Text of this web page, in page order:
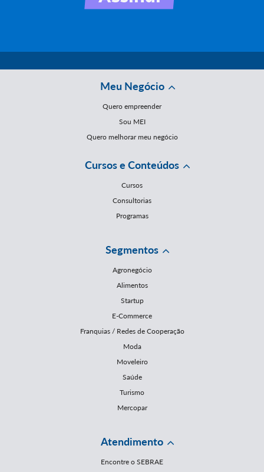
Meu Negócio
Quero empreender
Sou MEI
Quero melhorar meu negócio
Cursos e Conteúdos
Cursos
Consultorias
Programas
Segmentos
Agronegócio
Alimentos
Startup
E-Commerce
Franquias / Redes de Cooperação
Moda
Moveleiro
Saúde
Turismo
Mercopar
Atendimento
Encontre o SEBRAE